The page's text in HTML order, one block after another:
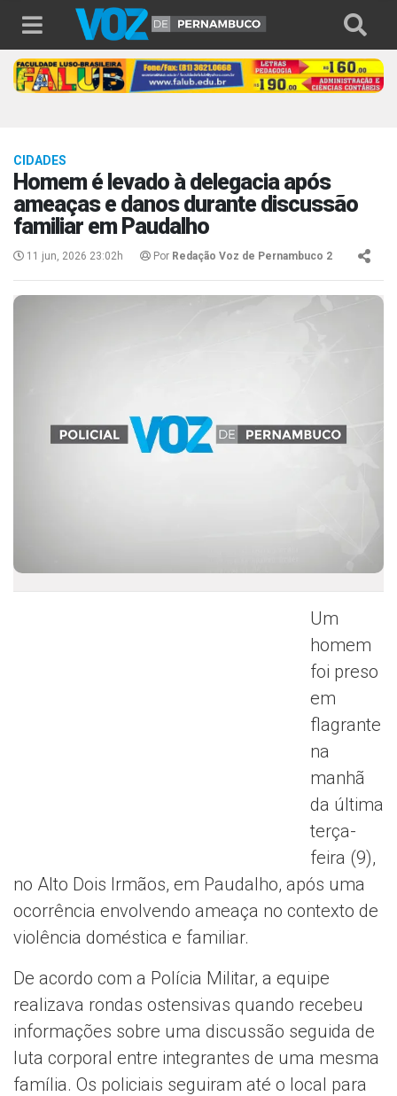
CIDADES
Homem é levado à delegacia após
ameaças e danos durante discussão
familiar em Paudalho
11 jun, 2026 23:02h Por Redação Voz de Pernambuco 2
Um
homem
foi preso
em
flagrante
na
manhã
da última
terça-
feira (9),
no Alto Dois Irmãos, em Paudalho, após uma
ocorrência envolvendo ameaça no contexto de
violência doméstica e familiar.
De acordo com a Polícia Militar, a equipe
realizava rondas ostensivas quando recebeu
informações sobre uma discussão seguida de
luta corporal entre integrantes de uma mesma
família. Os policiais seguiram até o local para